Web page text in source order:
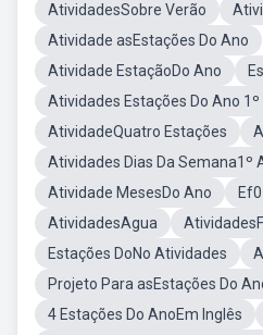
AtividadesSobre Verão
Atividade asEstações Do Ano
Atividade EstaçãoDo Ano
Atividades Estações Do Ano 1º
AtividadeQuatro Estações
Atividades Dias Da Semana1º
Atividade MesesDo Ano
AtividadesAgua
Estações DoNo Atividades
Projeto Para asEstações Do
4 Estações Do AnoEm Inglês